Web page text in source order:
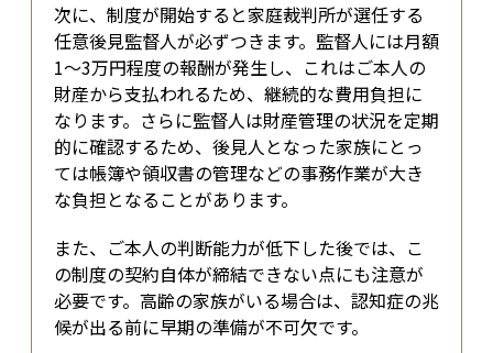
次に、制度が開始すると家庭裁判所が選任する
任意後見監督人が必ずつきます。監督人には月額
1〜3万円程度の報酬が発生し、これはご本人の
財産から支払われるため、継続的な費用負担に
なります。さらに監督人は財産管理の状況を定期
的に確認するため、後見人となった家族にとっ
ては帳簿や領収書の管理などの事務作業が大き
な負担となることがあります。
また、ご本人の判断能力が低下した後では、こ
の制度の契約自体が締結できない点にも注意が
必要です。高齢の家族がいる場合は、認知症の兆
候が出る前に早期の準備が不可欠です。